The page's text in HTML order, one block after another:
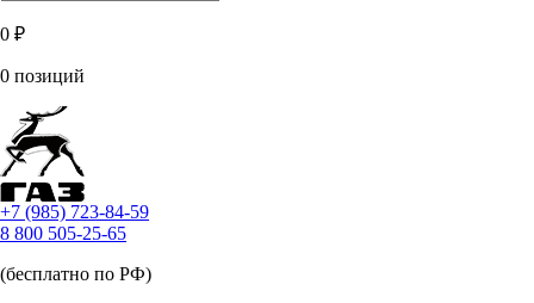
0 ₽
0 позиций
+7 (985) 723-84-59
8 800 505-25-65
(бесплатно по РФ)